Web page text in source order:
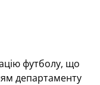
футболу, що
департаменту